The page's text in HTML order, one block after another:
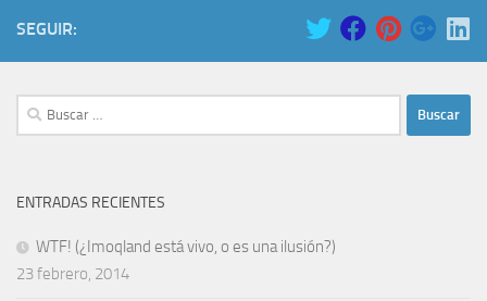
SEGUIR:
Buscar:
ENTRADAS RECIENTES
WTF! (¿Imoqland está vivo, o es una ilusión?)
23 febrero, 2014